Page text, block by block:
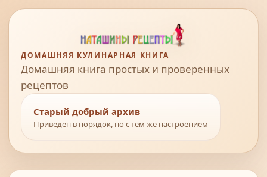
ДОМАШНЯЯ КУЛИНАРНАЯ КНИГА
Домашняя книга простых и проверенных
рецептов
Старый добрый архив
Приведен в порядок, но с тем же настроением